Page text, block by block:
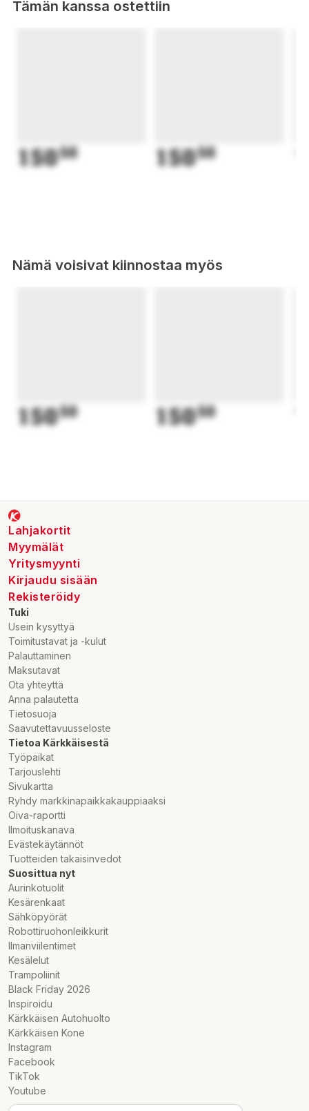
Tämän kanssa ostettiin
15050 15050
Nämä voisivat kiinnostaa myös
15050 15050
Lahjakortit
Myymälät
Yritysmyynti
Kirjaudu sisään
Rekisteröidy
Tuki
Usein kysyttyä
Toimitustavat ja -kulut
Palauttaminen
Maksutavat
Ota yhteyttä
Anna palautetta
Tietosuoja
Saavutettavuusseloste
Tietoa Kärkkäisestä
Työpaikat
Tarjouslehti
Sivukartta
Ryhdy markkinapaikkakauppiaaksi
Oiva-raportti
Ilmoituskanava
Evästekäytännöt
Tuotteiden takaisinvedot
Suosittua nyt
Aurinkotuolit
Kesärenkaat
Sähköpyörät
Robottiruohonleikkurit
Ilmanviilentimet
Kesälelut
Trampoliinit
Black Friday 2026
Inspiroidu
Kärkkäisen Autohuolto
Kärkkäisen Kone
Instagram
Facebook
TikTok
Youtube